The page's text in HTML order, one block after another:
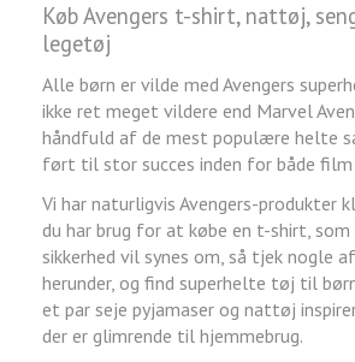
Køb Avengers t-shirt, nattøj,
legetøj
Alle børn er vilde med Avengers
ikke ret meget vildere end Marvel
håndfuld af de mest populære helte
ført til stor succes inden for både film
Vi har naturligvis Avengers-produkter
du har brug for at købe en t-shirt, som
sikkerhed vil synes om, så tjek nogle
herunder, og find superhelte tøj til
et par seje pyjamaser og nattøj
der er glimrende til hjemmebrug.